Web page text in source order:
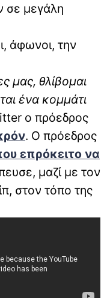
σε μεγάλη
άφωνοι, την
μας, θλίβομαι
ένα κομμάτι
ο πρόεδρος
. Ο πρόεδρος
επρόκειτο να
μαζί με τον
στον τόπο της